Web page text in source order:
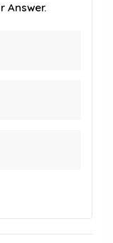
Answer.